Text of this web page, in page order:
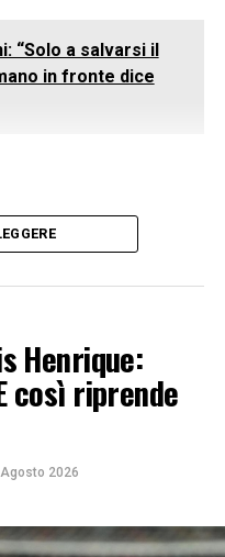
“Solo a salvarsi il
in fronte dice
Henrique:
così riprende
2026